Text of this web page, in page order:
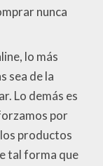
nunca
lo más
sea de la
Lo demás es
por
productos
tal forma que